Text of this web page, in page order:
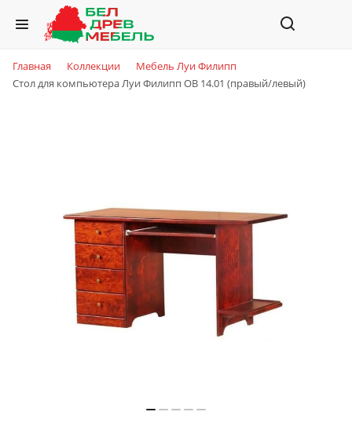
Главная Коллекции
Мебель Луи Филипп
Стол для компьютера Луи Филипп ОВ 14.01 (правый/левый)